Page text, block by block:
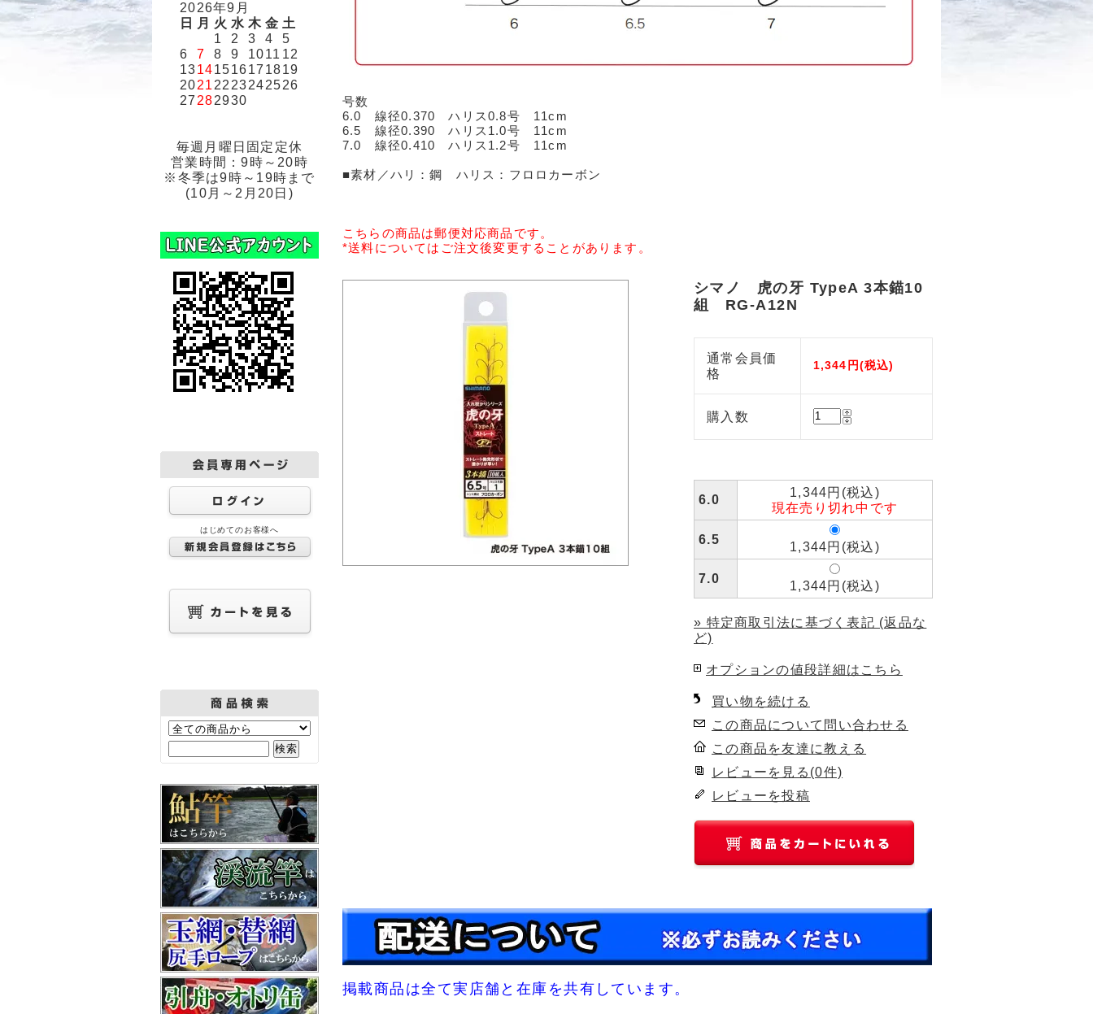
2026年9月
日
月 火 水 木 金 土
1
2 3 4
5
6
7 8 9 1011 12
1314151617 1819
2021 22 23242526
27 282930
毎週月曜日固定定休
営業時間：9時～20時
※冬季は9時～19時まで
(10月～2月20日)
はじめてのお客様へ
号数
6.0 線径0.370 ハリス0.8号 11cm
6.5 線径0.390 ハリス1.0号 11cm
7.0 線径0.410 ハリス1.2号 11cm
■素材／ハリ：鋼 ハリス：フロロカーボン
こちらの商品は郵便対応商品です。
*送料についてはご注文後変更することがあります。
シマノ 虎の牙 TypeA 3本錨10
組 RG-A12N
通常会員価
格
1,344円(税込)
購入数
6.0
1,344円(税込)
現在売り切れ中です
6.5
1,344円(税込)
7.0
1,344円(税込)
» 特定商取引法に基づく表記 (返品な
ど)
オプションの値段詳細はこちら
買い物を続ける
この商品について問い合わせる
この商品を友達に教える
レビューを見る(0件)
レビューを投稿
掲載商品は全て実店舗と在庫を共有しています。